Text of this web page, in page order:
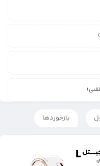
بازخوردها